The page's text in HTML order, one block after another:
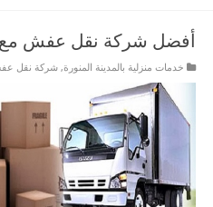
أفضل شركة نقل عفش مع
خدمات منزلية بالمدينة المنورة,شركة نقل عفش